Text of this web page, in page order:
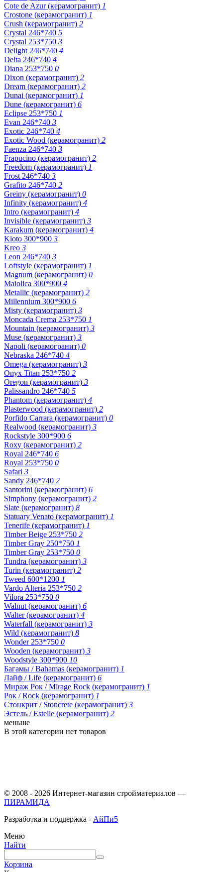
Cote de Azur (керамогранит) 1
Crostone (керамогранит) 1
Crush (керамогранит) 2
Crystal 246*740 5
Crystal 253*750 3
Delight 246*740 4
Delta 246*740 4
Diana 253*750 0
Dixon (керамогранит) 2
Dream (керамогранит) 2
Dunai (керамогранит) 1
Dune (керамогранит) 6
Eclipse 253*750 1
Evan 246*740 3
Exotic 246*740 4
Exotic Wood (керамогранит) 2
Faenza 246*740 3
Frapucino (керамогранит) 2
Freedom (керамогранит) 1
Frost 246*740 3
Grafito 246*740 2
Greiny (керамогранит) 0
Infinity (керамогранит) 4
Intro (керамогранит) 4
Invisible (керамогранит) 3
Karakum (керамогранит) 4
Kioto 300*900 3
Kreo 3
Leon 246*740 3
Loftstyle (керамогранит) 1
Magnum (керамогранит) 0
Maiolica 300*900 4
Metallic (керамогранит) 2
Millennium 300*900 6
Misty (керамогранит) 3
Moncada Crema 253*750 1
Mountain (керамогранит) 3
Muse (керамогранит) 3
Napoli (керамогранит) 0
Nebraska 246*740 4
Omega (керамогранит) 3
Onyx Titan 253*750 2
Oregon (керамогранит) 3
Palissandro 246*740 5
Phantom (керамогранит) 4
Plasterwood (керамогранит) 2
Porfido Carrara (керамогранит) 0
Realwood (керамогранит) 3
Rockstyle 300*900 6
Roxy (керамогранит) 2
Royal 246*740 6
Royal 253*750 0
Safari 3
Sandy 246*740 2
Santorini (керамогранит) 6
Simphony (керамогранит) 2
Slate (керамогранит) 8
Statuary Venato (керамогранит) 1
Tenerife (керамогранит) 1
Timber Beige 253*750 2
Timber Gray 250*750 1
Timber Gray 253*750 0
Tundra (керамогранит) 3
Turin (керамогранит) 2
Tweed 600*1200 1
Vardo Alteria 253*750 2
Vilora 253*750 0
Walnut (керамогранит) 6
Walter (керамогранит) 4
Waterfall (керамогранит) 3
Wild (керамогранит) 8
Wonder 253*750 0
Wooden (керамогранит) 3
Woodstyle 300*900 10
Багамы / Bahamas (керамогранит) 1
Лайф / Life (керамогранит) 6
Мираж Рок / Mirage Rock (керамогранит) 1
Рок / Rock (керамогранит) 1
Стонкрит / Stoncrete (керамогранит) 3
Эстель / Estelle (керамогранит) 2
меньше
В этой категории нет товаров
© 2008 - 2026 Интернет-магазин стройматериалов —
ПИРАМИДА
Разработка и поддержка - АйПи5
Меню
Найти
Корзина